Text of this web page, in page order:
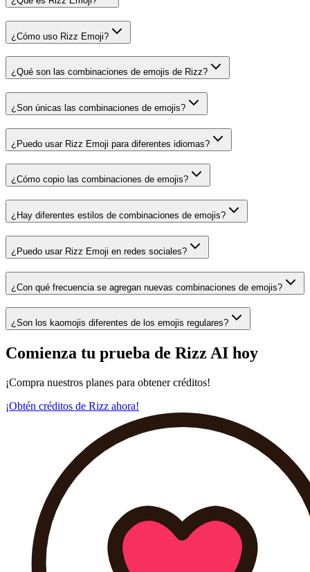
¿Cómo uso Rizz Emoji?
¿Qué son las combinaciones de emojis de Rizz?
¿Son únicas las combinaciones de emojis?
¿Puedo usar Rizz Emoji para diferentes idiomas?
¿Cómo copio las combinaciones de emojis?
¿Hay diferentes estilos de combinaciones de emojis?
¿Puedo usar Rizz Emoji en redes sociales?
¿Con qué frecuencia se agregan nuevas combinaciones de emojis?
¿Son los kaomojis diferentes de los emojis regulares?
Comienza tu prueba de Rizz AI hoy
¡Compra nuestros planes para obtener créditos!
¡Obtén créditos de Rizz ahora!